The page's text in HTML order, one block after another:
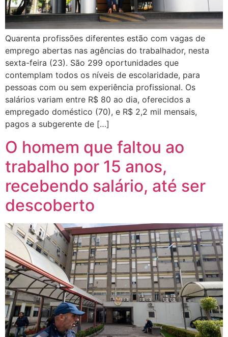
Quarenta profissões diferentes estão com vagas de
emprego abertas nas agências do trabalhador, nesta
sexta-feira (23). São 299 oportunidades que
contemplam todos os níveis de escolaridade, para
pessoas com ou sem experiência profissional. Os
salários variam entre R$ 80 ao dia, oferecidos a
empregado doméstico (70), e R$ 2,2 mil mensais,
pagos a subgerente de […]
O homem que faltou ao
trabalho por 15 anos,
recebendo salário, até ser
descoberto